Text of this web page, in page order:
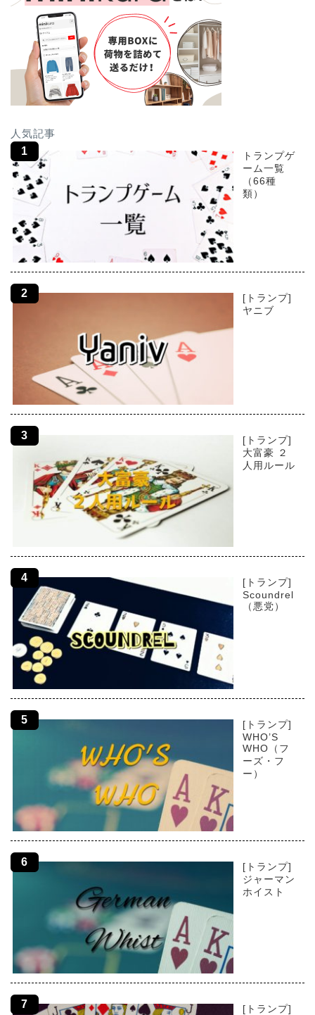
人気記事
トランプゲ
ーム一覧
（66種
類）
[トランプ]
ヤニブ
[トランプ]
大富豪 ２
人用ルール
[トランプ]
Scoundrel
（悪党）
[トランプ]
WHO’S
WHO（フ
ーズ・フ
ー）
[トランプ]
ジャーマン
ホイスト
[トランプ]